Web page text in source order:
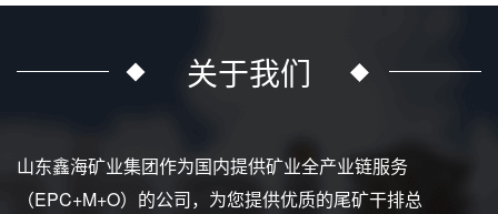
关于我们
山东鑫海矿业集团作为国内提供矿业全产业链服务
（EPC+M+O）的公司，为您提供优质的尾矿干排总